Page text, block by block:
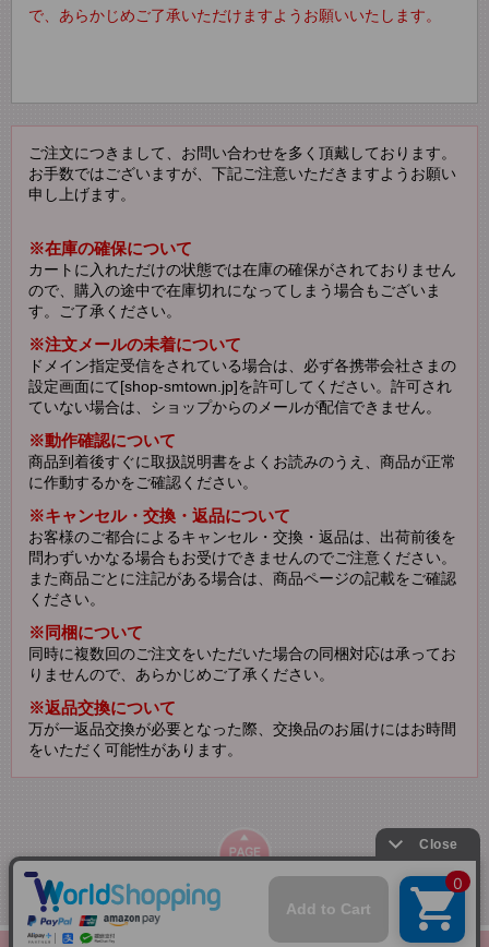
で、あらかじめご了承いただけますようお願いいたします。
ご注文につきまして、お問い合わせを多く頂戴しております。
お手数ではございますが、下記ご注意いただきますようお願い
申し上げます。
※在庫の確保について
カートに入れただけの状態では在庫の確保がされておりません
ので、購入の途中で在庫切れになってしまう場合もございま
す。ご了承ください。
※注文メールの未着について
ドメイン指定受信をされている場合は、必ず各携帯会社さまの
設定画面にて[shop-smtown.jp]を許可してください。許可され
ていない場合は、ショップからのメールが配信できません。
※動作確認について
商品到着後すぐに取扱説明書をよくお読みのうえ、商品が正常
に作動するかをご確認ください。
※キャンセル・交換・返品について
お客様のご都合によるキャンセル・交換・返品は、出荷前後を
問わずいかなる場合もお受けできませんのでご注意ください。
また商品ごとに注記がある場合は、商品ページの記載をご確認
ください。
※同梱について
同時に複数回のご注文をいただいた場合の同梱対応は承ってお
りませんので、あらかじめご了承ください。
※返品交換について
万が一返品交換が必要となった際、交換品のお届けにはお時間
をいただく可能性があります。